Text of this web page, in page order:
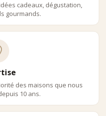
cadeaux, dégustation,
gourmands.
des maisons que nous
10 ans.